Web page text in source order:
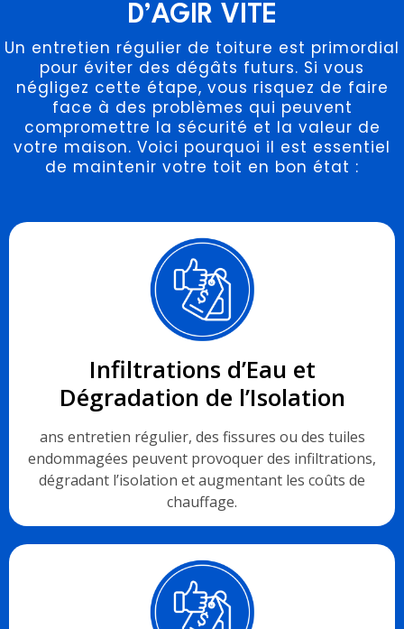
D’AGIR VITE
Un entretien régulier de toiture est primordial
pour éviter des dégâts futurs. Si vous
négligez cette étape, vous risquez de faire
face à des problèmes qui peuvent
compromettre la sécurité et la valeur de
votre maison. Voici pourquoi il est essentiel
de maintenir votre toit en bon état :
Infiltrations d’Eau et
Dégradation de l’Isolation
ans entretien régulier, des fissures ou des tuiles
endommagées peuvent provoquer des infiltrations,
dégradant l’isolation et augmentant les coûts de
chauffage.